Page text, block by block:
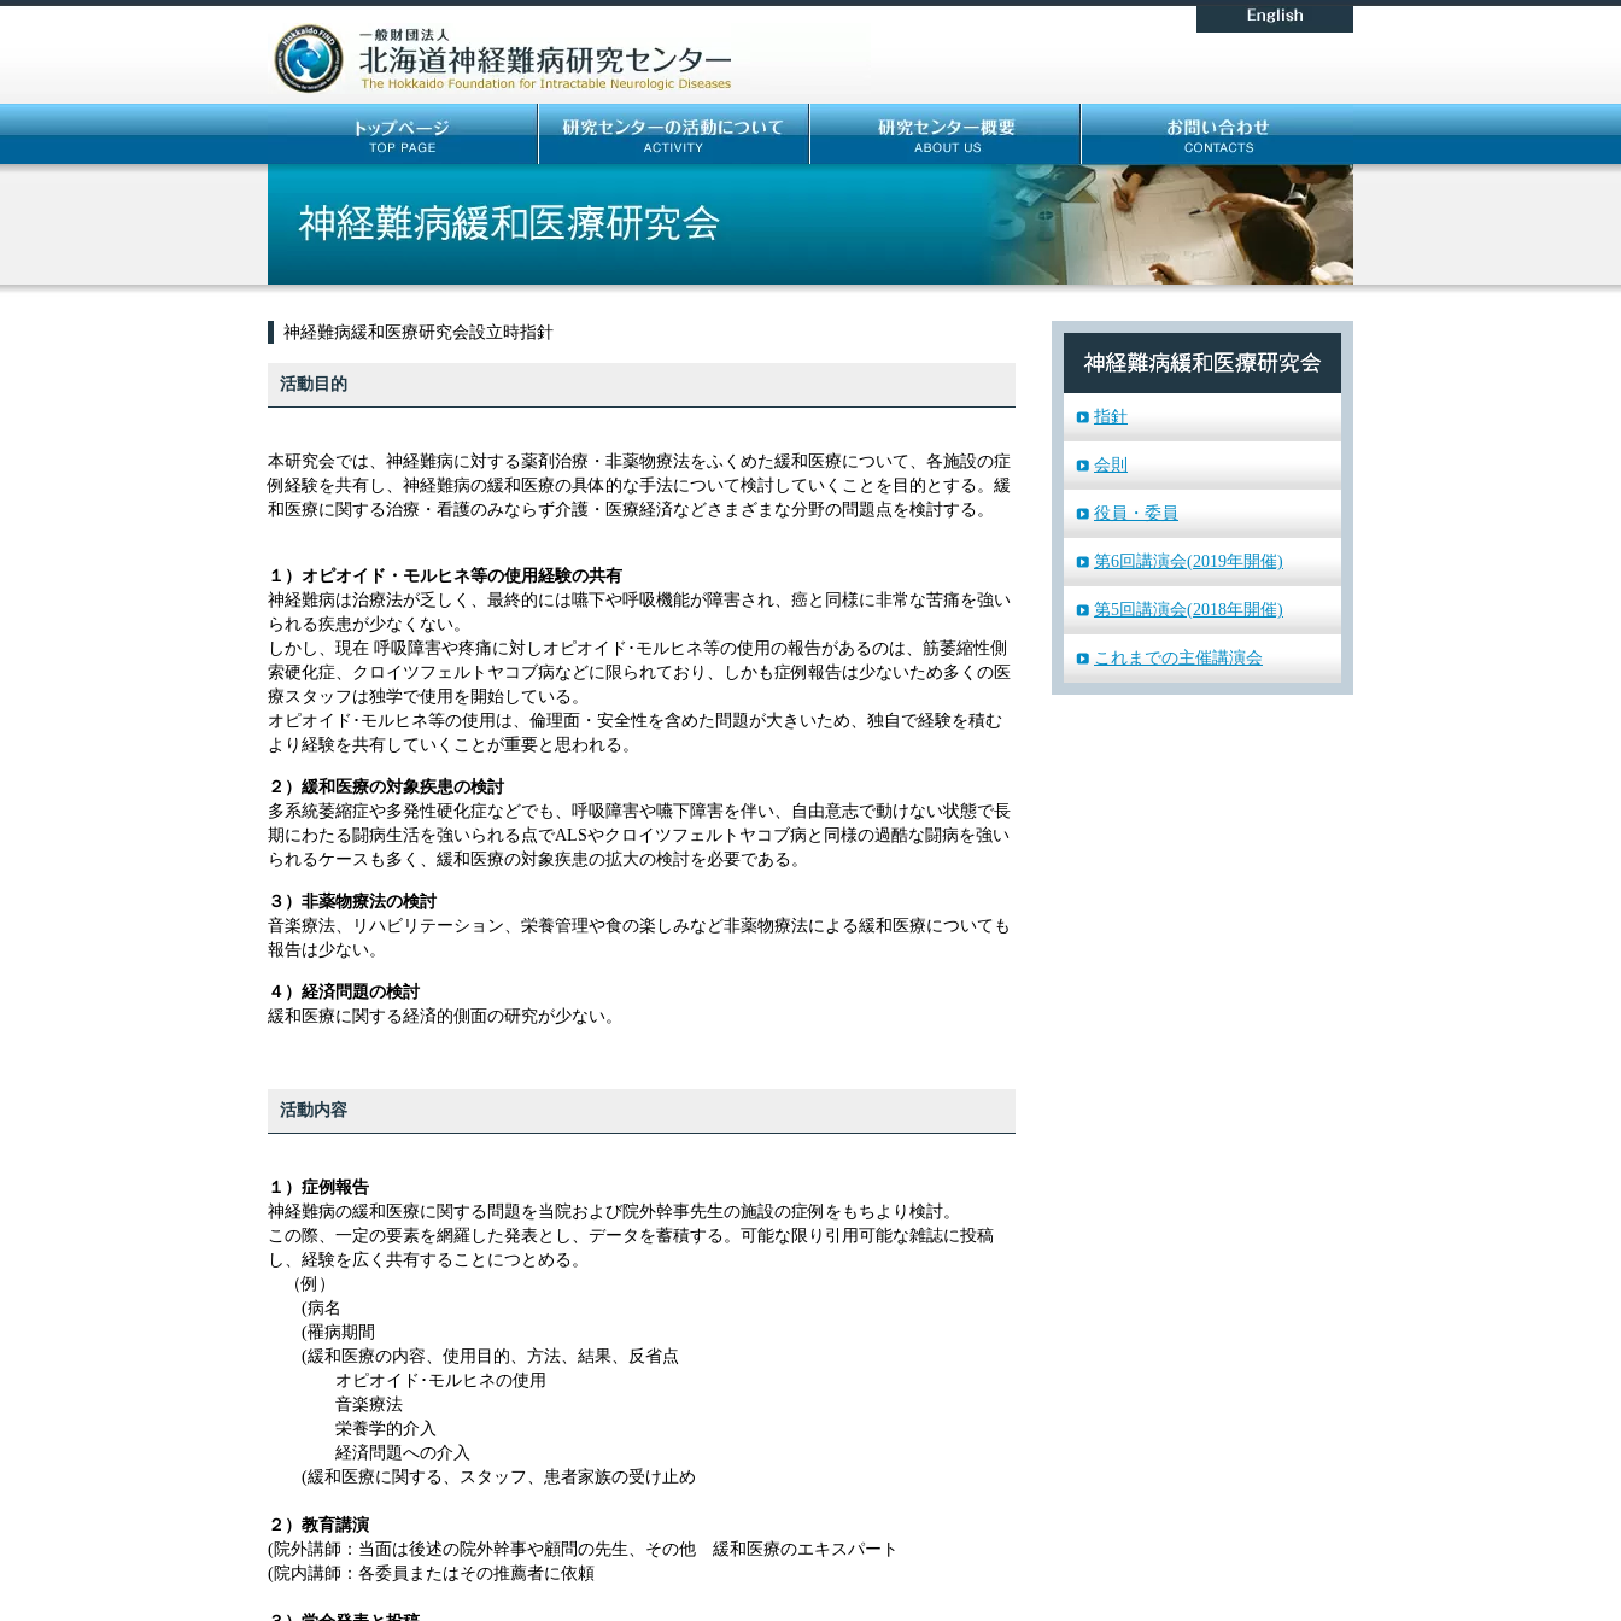
神経難病緩和医療研究会設立時指針
活動目的
本研究会では、神経難病に対する薬剤治療・非薬物療法をふくめた緩和医療について、各施設の症
例経験を共有し、神経難病の緩和医療の具体的な手法について検討していくことを目的とする。緩
和医療に関する治療・看護のみならず介護・医療経済などさまざまな分野の問題点を検討する。
１）オピオイド・モルヒネ等の使用経験の共有
神経難病は治療法が乏しく、最終的には嚥下や呼吸機能が障害され、癌と同様に非常な苦痛を強い
られる疾患が少なくない。
しかし、現在 呼吸障害や疼痛に対しオピオイド･モルヒネ等の使用の報告があるのは、筋萎縮性側
索硬化症、クロイツフェルトヤコブ病などに限られており、しかも症例報告は少ないため多くの医
療スタッフは独学で使用を開始している。
オピオイド･モルヒネ等の使用は、倫理面・安全性を含めた問題が大きいため、独自で経験を積む
より経験を共有していくことが重要と思われる。
２）緩和医療の対象疾患の検討
多系統萎縮症や多発性硬化症などでも、呼吸障害や嚥下障害を伴い、自由意志で動けない状態で長
期にわたる闘病生活を強いられる点でALSやクロイツフェルトヤコブ病と同様の過酷な闘病を強い
られるケースも多く、緩和医療の対象疾患の拡大の検討を必要である。
３）非薬物療法の検討
音楽療法、リハビリテーション、栄養管理や食の楽しみなど非薬物療法による緩和医療についても
報告は少ない。
４）経済問題の検討
緩和医療に関する経済的側面の研究が少ない。
活動内容
１）症例報告
神経難病の緩和医療に関する問題を当院および院外幹事先生の施設の症例をもちより検討。
この際、一定の要素を網羅した発表とし、データを蓄積する。可能な限り引用可能な雑誌に投稿
し、経験を広く共有することにつとめる。
（例）
(病名
(罹病期間
(緩和医療の内容、使用目的、方法、結果、反省点
オピオイド･モルヒネの使用
音楽療法
栄養学的介入
経済問題への介入
(緩和医療に関する、スタッフ、患者家族の受け止め
２）教育講演
(院外講師：当面は後述の院外幹事や顧問の先生、その他 緩和医療のエキスパート
(院内講師：各委員またはその推薦者に依頼
指針
会則
役員・委員
第6回講演会(2019年開催)
第5回講演会(2018年開催)
これまでの主催講演会